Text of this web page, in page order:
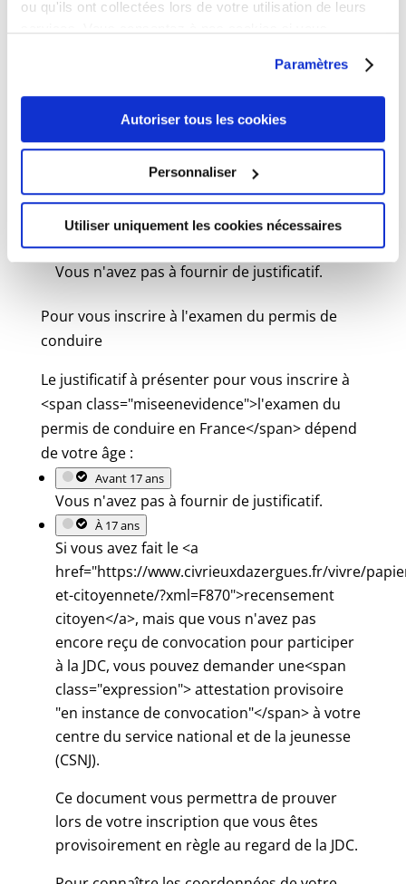
ou qu'ils ont collectées lors de votre utilisation de leurs
Paramètres
Autoriser tous les cookies
Personnaliser
Utiliser uniquement les cookies nécessaires
encore reçu de convocation pour participer
du service national et de la jeunesse.
Pour connaître les coordonnées de votre
Où s’adresser ?
Centres du service national et de la
jeunesse (CSNJ)
À partir de 25 ans
Vous n'avez pas à fournir de justificatif.
Pour vous inscrire à l'examen du permis de
conduire
Le justificatif à présenter pour vous inscrire à
<span class="miseenevidence">l'examen du
permis de conduire en France</span> dépend
de votre âge :
Avant 17 ans
Vous n'avez pas à fournir de justificatif.
À 17 ans
Si vous avez fait le <a
href="https://www.civrieuxdazergues.fr/vivre/
et-citoyennete/?xml=F870">recensement
citoyen</a>, mais que vous n'avez pas
encore reçu de convocation pour participer
à la JDC, vous pouvez demander une<span
class="expression"> attestation provisoire
"en instance de convocation"</span> à votre
centre du service national et de la jeunesse
(CSNJ).
Ce document vous permettra de prouver
lors de votre inscription que vous êtes
provisoirement en règle au regard de la JDC.